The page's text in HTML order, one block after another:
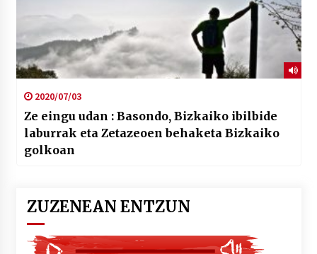
2020/07/03
Ze eingu udan : Basondo, Bizkaiko ibilbide
laburrak eta Zetazeoen behaketa Bizkaiko
golkoan
ZUZENEAN ENTZUN